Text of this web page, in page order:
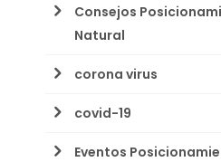
Consejos
Natural
corona virus
covid-19
Eventos